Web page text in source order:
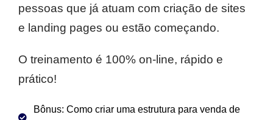
pessoas que já atuam com criação de sites
e landing pages ou estão começando.
O treinamento é 100% on-line, rápido e
prático!
Bônus: Como criar uma estrutura para venda de